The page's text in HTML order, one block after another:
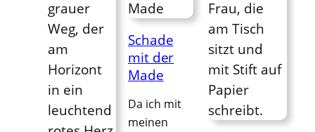
Schade
mit der
Made
Da ich mit
meinen